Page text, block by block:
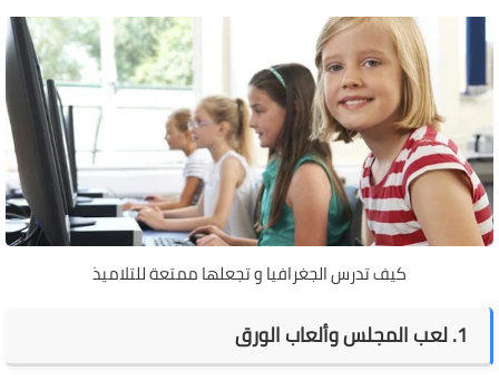
كيف تدرس الجغرافيا و تجعلها ممتعة للتلاميذ
1. لعب المجلس وألعاب الورق